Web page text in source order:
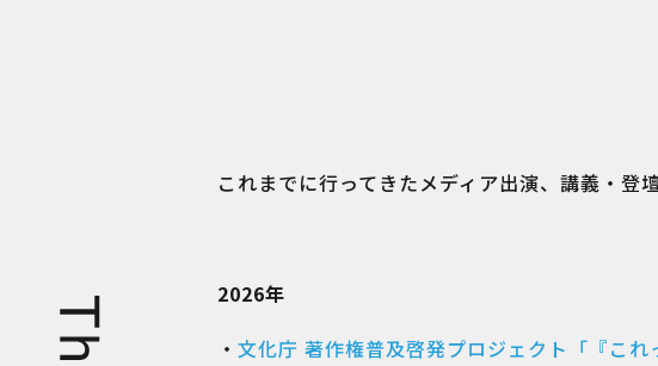
これまでに行ってきたメディア出演、講義・登
2026年
・ 文化庁 著作権普及啓発プロジェクト「『これ